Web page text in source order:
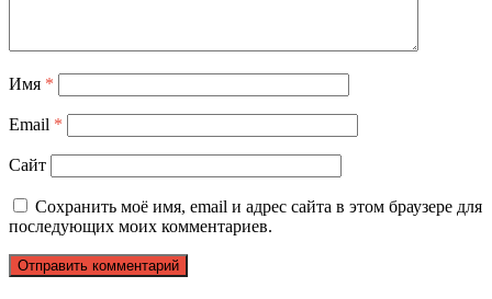
Имя *
Email *
Сайт
Сохранить моё имя, email и адрес сайта в этом браузере для
последующих моих комментариев.